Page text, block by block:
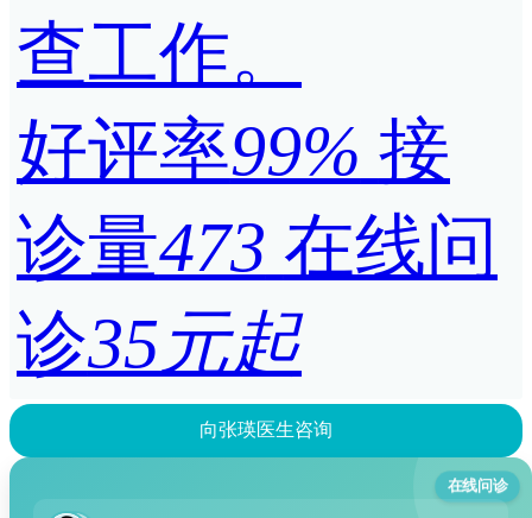
查工作。
好评率99% 接
诊量473 在线问
诊35元起
向张瑛医生咨询
在线问诊